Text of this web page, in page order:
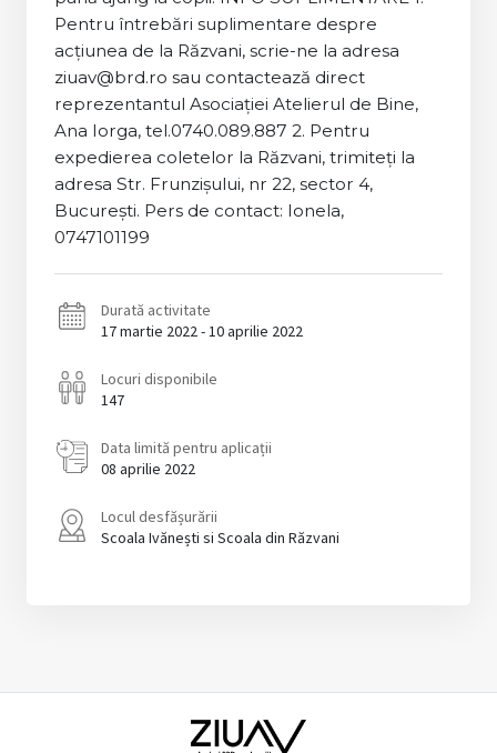
Pentru întrebări suplimentare despre
acțiunea de la Răzvani, scrie-ne la adresa
ziuav@brd.ro sau contactează direct
reprezentantul Asociației Atelierul de Bine,
Ana Iorga, tel.0740.089.887 2. Pentru
expedierea coletelor la Răzvani, trimiteți la
adresa Str. Frunzișului, nr 22, sector 4,
București. Pers de contact: Ionela,
0747101199
Durată activitate
17 martie 2022 - 10 aprilie 2022
Locuri disponibile
147
Data limită pentru aplicații
08 aprilie 2022
Locul desfășurării
Scoala Ivănești si Scoala din Răzvani